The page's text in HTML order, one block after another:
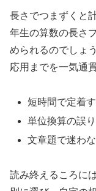
長さでつまずくと
年生の算数の長さ
められるのでしょ
応用までを一気通
短時間で定着
単位換算の誤
文章題で迷わ
読み終えるころに